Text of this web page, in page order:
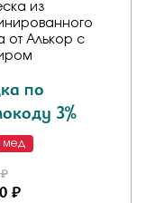
из
от Алькор с
по
3%
мед
₽